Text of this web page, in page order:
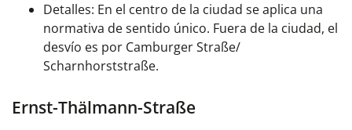
Detalles: En el centro de la ciudad se aplica una
normativa de sentido único. Fuera de la ciudad, el
desvío es por Camburger Straße/
Scharnhorststraße.
Ernst-Thälmann-Straße